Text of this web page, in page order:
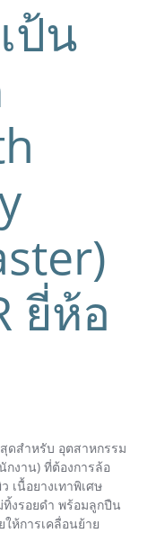
ป้น
ยี่ห้อ
ดสำหรับ อุตสาหกรรม
กงาน) ที่ต้องการล้อ
เนื้อยางเทาพิเศษ
งรอยดำ พร้อมลูกปืน
ห้การเคลื่อนย้าย